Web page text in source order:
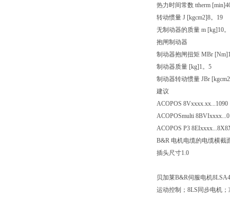
热力时间常数 ttherm [min]
转动惯量 J [kgcm2]8。19
无制动器的质量 m [kg]10
抱闸制动器
制动器抱闸扭矩 MBr [Nm]
制动器质量 [kg]1。5
制动器转动惯量 JBr
建议
ACOPOS 8Vxxxx.xx...1090
ACOPOSmulti 8BVIxxxx...
ACOPOS P3 8EIxxxx...
B&R 电机电缆的电缆横截
插头尺寸1.0
贝加莱B&R伺服电机
运动控制；8LS同步电机